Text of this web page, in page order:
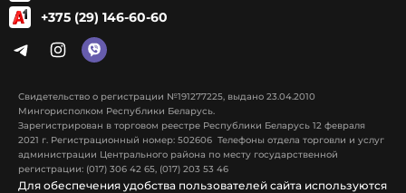
+375 (29) 146-60-60
Свидетельство о регистрации №191277225, выдано 23.04.2010
Мингорисполком Республики Беларусь.
Зарегистрирован в торговом реестре Республики Беларусь 12 февраля
2021 г. Регистрационный номер: 502606 Телефоны отдела торговли и услуг
администрации Центрального района по месту государственной
регистрации: (017) 306 42 65, (017) 203 53 46
Для обеспечения удобства пользователей сайта используются